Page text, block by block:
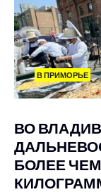
В ПРИМОРЬЕ
ВО
БОЛЕЕ ЧЕМ